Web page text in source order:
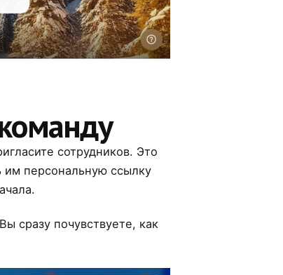
сотрудников. Это
им персональную ссылку
сразу почувствуете, как